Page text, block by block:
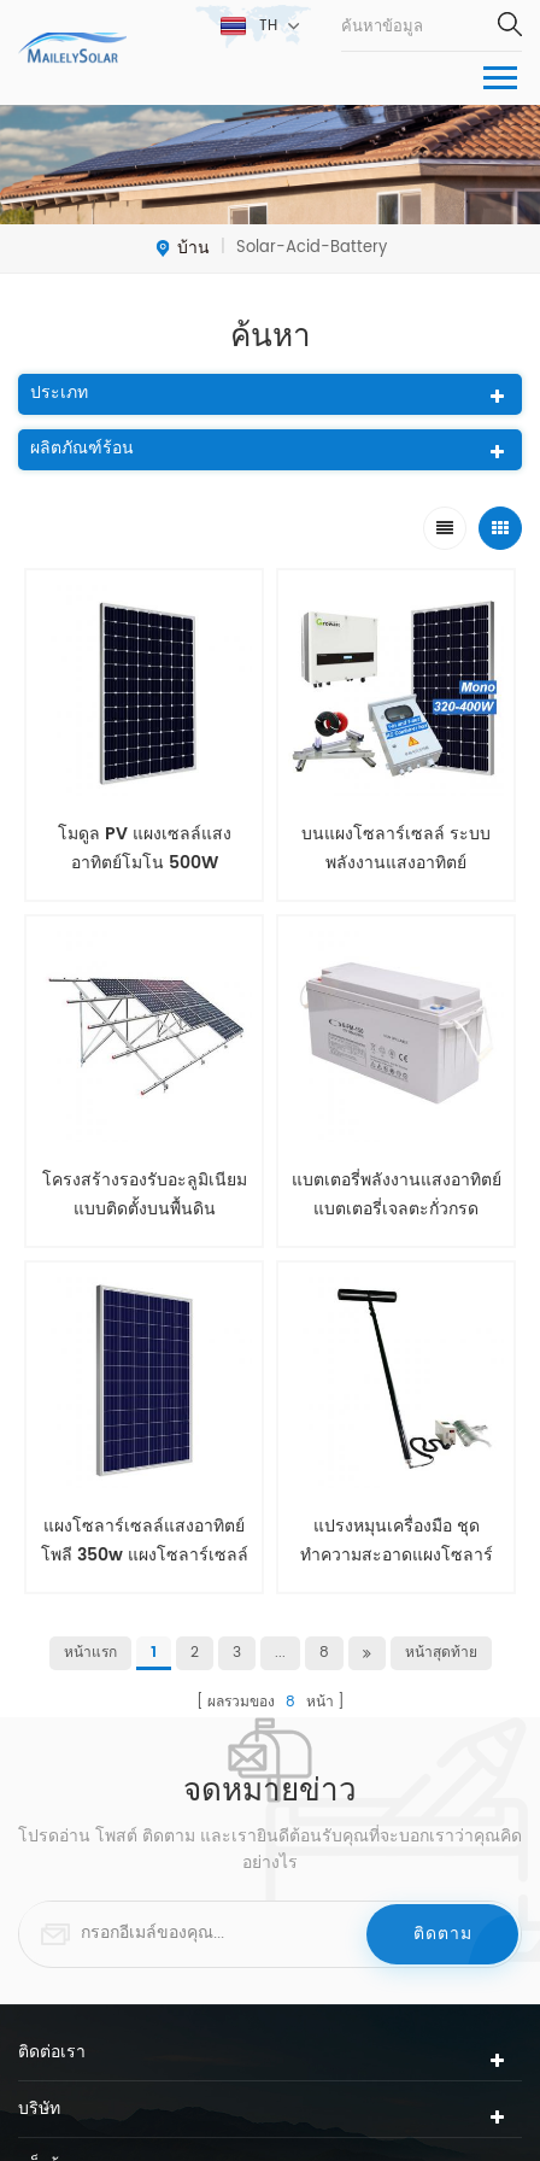
TH
บ้าน | Solar-Acid-Battery
ค้นหา
ประเภท
ผลิตภัณฑ์ร้อน
โมดูล PV แผงเซลล์แสง
อาทิตย์โมโน 500W
บนแผงโซลาร์เซลล์ ระบบ
พลังงานแสงอาทิตย์
โครงสร้างรองรับอะลูมิเนียม
แบบติดตั้งบนพื้นดิน
แบตเตอรี่พลังงานแสงอาทิตย์
แบตเตอรี่เจลตะกั่วกรด
แผงโซลาร์เซลล์แสงอาทิตย์
โพลี 350w แผงโซลาร์เซลล์
แปรงหมุนเครื่องมือ ชุด
ทำความสะอาดแผงโซลาร์
หน้าแรก 1 2 3 ... 8 หน้าสุดท้าย
ผลรวมของ 8 หน้า
จดหมายข่าว
โปรดอ่าน โพสต์ ติดตาม และเรายินดีต้อนรับคุณที่จะบอกเราว่าคุณคิด
อย่างไร
ติดต่อเรา
บริษัท